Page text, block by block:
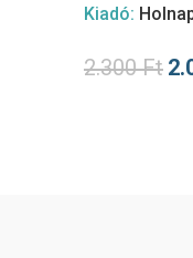
Kiadó:
2.300Ft